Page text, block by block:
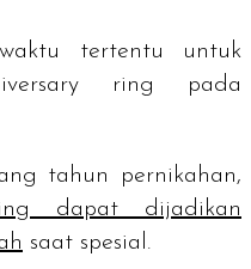
tertentu untuk
ring
pada
tahun pernikahan,
dapat dijadikan
saat spesial.